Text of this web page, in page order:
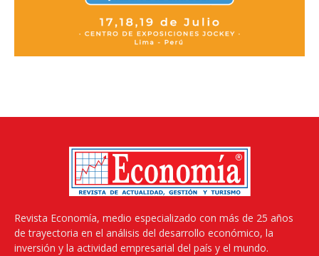
Revista Economía, medio especializado con más de 25 años
de trayectoria en el análisis del desarrollo económico, la
inversión y la actividad empresarial del país y el mundo.